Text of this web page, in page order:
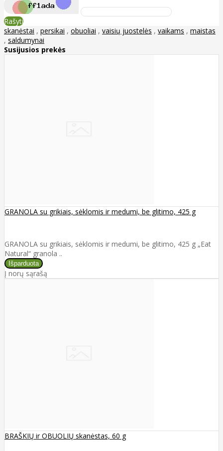
Rašyti
skanėstai , persikai , obuoliai , vaisių juostelės , vaikams , maistas
, saldumynai
Susijusios prekės
GRANOLA su grikiais, sėklomis ir medumi, be glitimo, 425 g
GRANOLA su grikiais, sėklomis ir medumi, be glitimo, 425 g „Eat
Natural“ granola ..
Į norų sąrašą
BRAŠKIŲ ir OBUOLIŲ skanėstas, 60 g